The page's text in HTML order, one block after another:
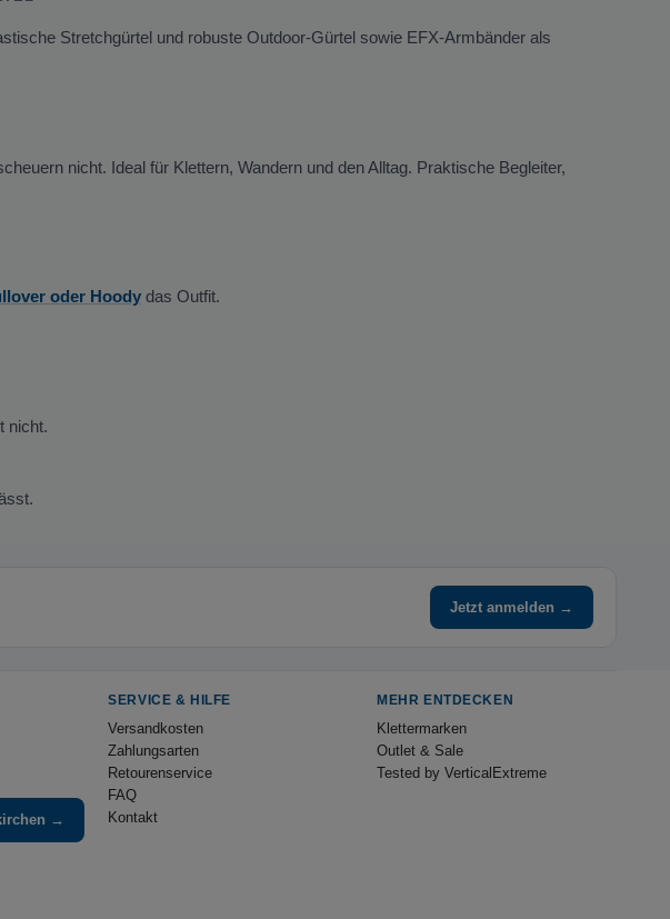
Stretchgürtel und robuste Outdoor-Gürtel sowie EFX-Armbänder als
nicht. Ideal für Klettern, Wandern und den Alltag. Praktische Begleiter,
oder Hoody das Outfit.
nicht.
Jetzt anmelden →
→
SERVICE & HILFE
Versandkosten
Zahlungsarten
Retourenservice
FAQ
Kontakt
MEHR ENTDECKEN
Klettermarken
Outlet & Sale
Tested by VerticalExtreme